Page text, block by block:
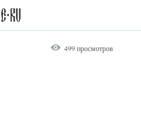
499 просмотров